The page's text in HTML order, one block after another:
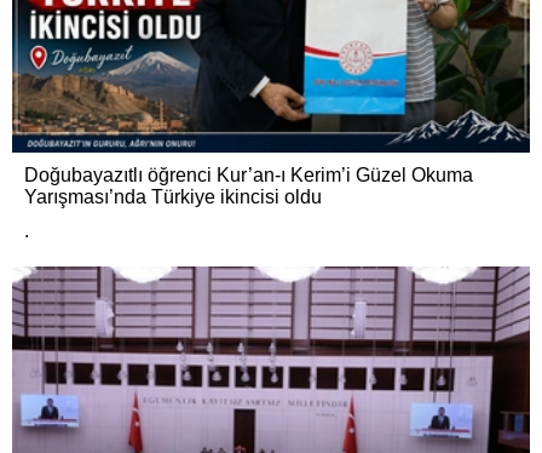
Doğubayazıtlı öğrenci Kur’an-ı Kerim’i Güzel Okuma
Yarışması’nda Türkiye ikincisi oldu
.